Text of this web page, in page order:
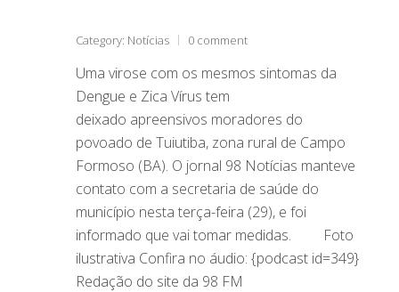
Category: Notícias 0 comment
Uma virose com os mesmos sintomas da
Dengue e Zica Vírus tem
deixado apreensivos moradores do
povoado de Tuiutiba, zona rural de Campo
Formoso (BA). O jornal 98 Notícias manteve
contato com a secretaria de saúde do
município nesta terça-feira (29), e foi
informado que vai tomar medidas. Foto
ilustrativa Confira no áudio: {podcast id=349}
Redação do site da 98 FM